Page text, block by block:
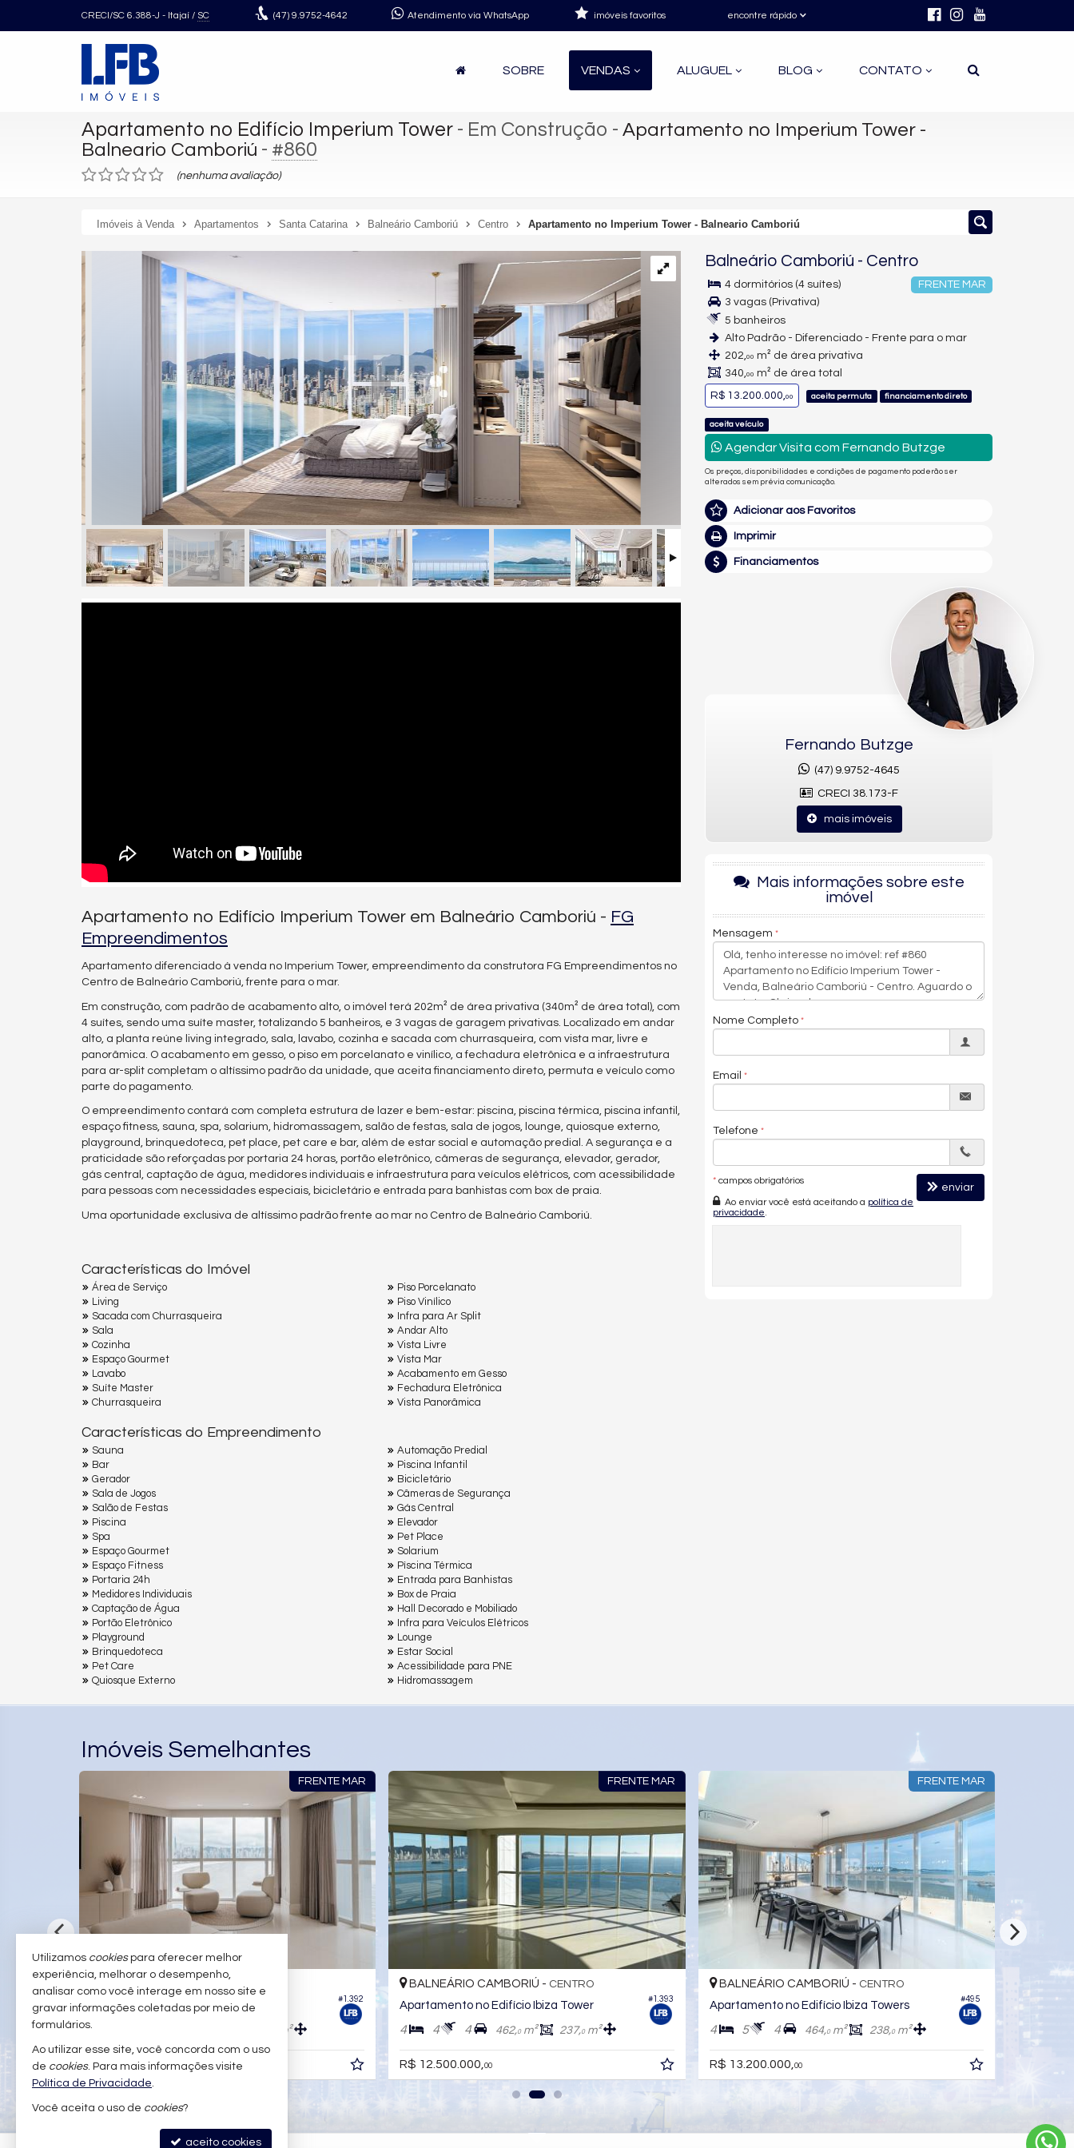
CRECI/SC 6.388-J - Itajaí / SC (47) 9.9752-4642 Atendimento via WhatsApp encontre rápido
imóveis favoritos
SOBRE VENDAS ALUGUEL BLOG CONTATO
Apartamento no Edifício Imperium Tower - Em Construção - Apartamento no Imperium Tower -
Balneario Camboriú - #860
(nenhuma avaliação)
Imóveis à Venda Apartamentos Santa Catarina Balneário Camboriú Centro Apartamento no Imperium Tower - Balneario Camboriú
Apartamento no Edifício Imperium Tower em Balneário Camboriú - FG
Empreendimentos
Apartamento diferenciado à venda no Imperium Tower, empreendimento da construtora FG Empreendimentos no
Centro de Balneário Camboriú, frente para o mar.
Em construção, com padrão de acabamento alto, o imóvel terá 202m² de área privativa (340m² de área total), com
4 suítes, sendo uma suíte master, totalizando 5 banheiros, e 3 vagas de garagem privativas. Localizado em andar
alto, a planta reúne living integrado, sala, lavabo, cozinha e sacada com churrasqueira, com vista mar, livre e
panorâmica. O acabamento em gesso, o piso em porcelanato e vinílico, a fechadura eletrônica e a infraestrutura
para ar-split completam o altíssimo padrão da unidade, que aceita financiamento direto, permuta e veículo como
parte do pagamento.
O empreendimento contará com completa estrutura de lazer e bem-estar: piscina, piscina térmica, piscina infantil,
espaço fitness, sauna, spa, solarium, hidromassagem, salão de festas, sala de jogos, lounge, quiosque externo,
playground, brinquedoteca, pet place, pet care e bar, além de estar social e automação predial. A segurança e a
praticidade são reforçadas por portaria 24 horas, portão eletrônico, câmeras de segurança, elevador, gerador,
gás central, captação de água, medidores individuais e infraestrutura para veículos elétricos, com acessibilidade
para pessoas com necessidades especiais, bicicletário e entrada para banhistas com box de praia.
Uma oportunidade exclusiva de altíssimo padrão frente ao mar no Centro de Balneário Camboriú.
Características do Imóvel
Área de Serviço
Living
Sacada com Churrasqueira
Sala
Cozinha
Espaço Gourmet
Lavabo
Suíte Master
Churrasqueira
Piso Porcelanato
Piso Vinílico
Infra para Ar Split
Andar Alto
Vista Livre
Vista Mar
Acabamento em Gesso
Fechadura Eletrônica
Vista Panorâmica
Características do Empreendimento
Sauna
Bar
Gerador
Sala de Jogos
Salão de Festas
Piscina
Spa
Espaço Gourmet
Espaço Fitness
Portaria 24h
Medidores Individuais
Captação de Água
Portão Eletrônico
Playground
Brinquedoteca
Pet Care
Quiosque Externo
Automação Predial
Piscina Infantil
Bicicletário
Câmeras de Segurança
Gás Central
Elevador
Pet Place
Solarium
Pìscina Térmica
Entrada para Banhistas
Box de Praia
Hall Decorado e Mobiliado
Infra para Veículos Elétricos
Lounge
Estar Social
Acessibilidade para PNE
Hidromassagem
Balneário Camboriú - Centro
FRENTE MAR
4 dormitórios (4 suítes)
3 vagas (Privativa)
5 banheiros
Alto Padrão - Diferenciado - Frente para o mar
202,00 m² de área privativa
340,00 m² de área total
R$ 13.200.000,00 aceita permuta financiamento direto
aceita veículo
Agendar Visita com Fernando Butzge
Os preços, disponibilidades e condições de pagamento poderão ser
alterados sem prévia comunicação.
Adicionar aos Favoritos
Imprimir
Financiamentos
Fernando Butzge
(47) 9.9752-4645
CRECI 38.173-F
mais imóveis
Mais informações sobre este
imóvel
Mensagem
Nome Completo
Email
Telefone
* campos obrigatórios
Ao enviar você está aceitando a política de
privacidade
enviar
Imóveis Semelhantes
CENTRO
Towers
238, m²
FRENTE MAR
BALNEÁRIO CAMBORIÚ -
Apartamento no Edifício Ibiza Towers
0 m²
R$ 13.200.000,
FRENTE MAR
BALNEÁRIO CAMBORIÚ -
Apartamento no Edifício Ibiza Towers
4 5 4 464,0 m²
R$ 13.100.000,
#1.389
BALNEÁRIO CAMBORIÚ -
Apartamento no Edifício Ibiza Towers
4 4 4 462,0 m²
R$ 13.600.000,
Utilizamos cookiespara oferecer melhor
experiência, melhorar o desempenho,
analisar como você interage em nosso site e
gravar informações coletadas por meio de
formulários.
Ao utilizar esse site, você concorda com o uso
de cookies. Para mais informações visite
Política de Privacidade.
Você aceita o uso de cookies?
aceito cookies